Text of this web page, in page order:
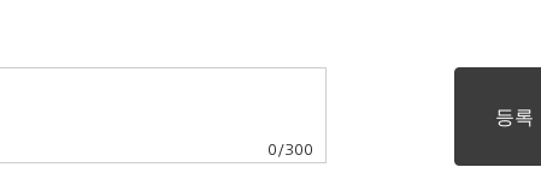
0 /300